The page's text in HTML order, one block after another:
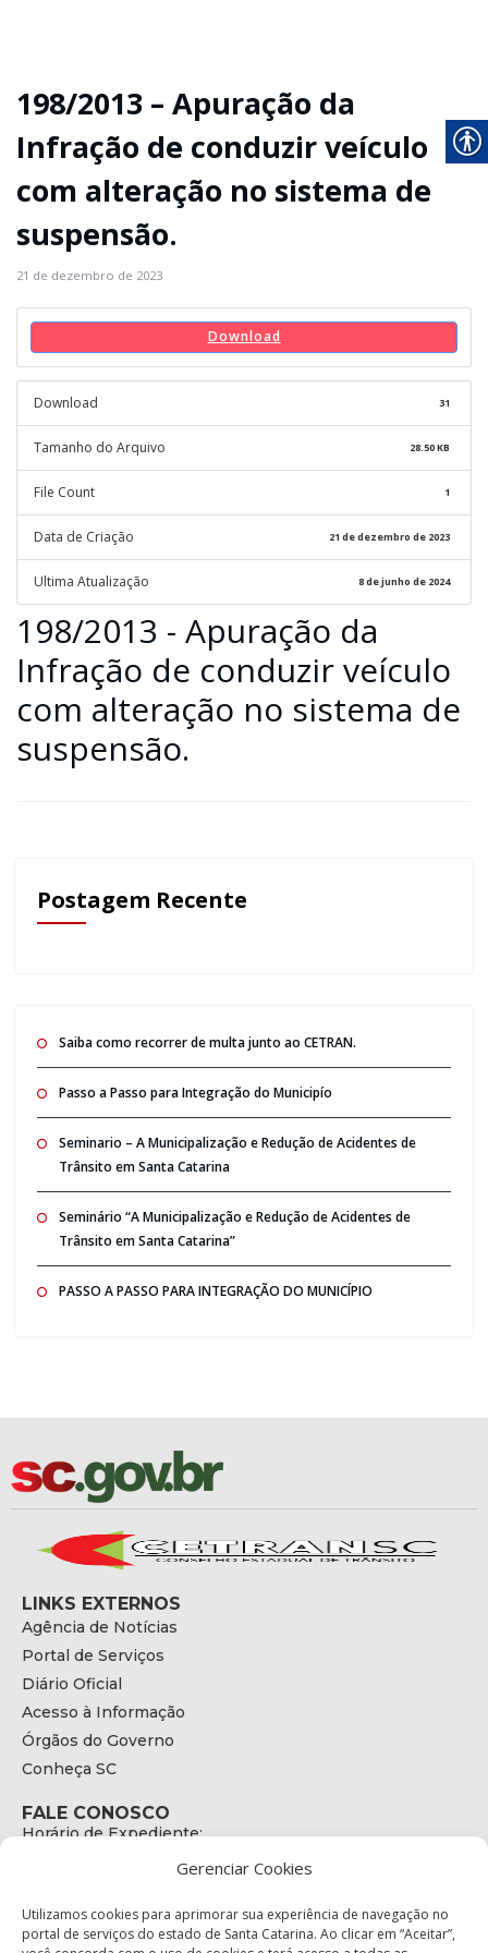
Gerenciar Cookies
Utilizamos cookies para aprimorar sua experiência de navegação no
portal de serviços do estado de Santa Catarina. Ao clicar em “Aceitar”,
198/2013 – Apuração da
Infração de conduzir veículo
com alteração no sistema de
suspensão.
21 de dezembro de 2023
Download
Download 31
Tamanho do Arquivo 28.50 KB
File Count 1
Data de Criação 21 de dezembro de 2023
Ultima Atualização 8 de junho de 2024
198/2013 - Apuração da
Infração de conduzir veículo
com alteração no sistema de
suspensão.
Postagem Recente
Saiba como recorrer de multa junto ao CETRAN.
Passo a Passo para Integração do Municipío
Seminario – A Municipalização e Redução de Acidentes de
Trânsito em Santa Catarina
Seminário “A Municipalização e Redução de Acidentes de
Trânsito em Santa Catarina”
PASSO A PASSO PARA INTEGRAÇÃO DO MUNICÍPIO
LINKS EXTERNOS
Agência de Notícias
Portal de Serviços
Diário Oficial
Acesso à Informação
Órgãos do Governo
Conheça SC
FALE CONOSCO
Horário de Expediente:
E-mail:
secretariaexecutiva@cetran.sc.gov.br